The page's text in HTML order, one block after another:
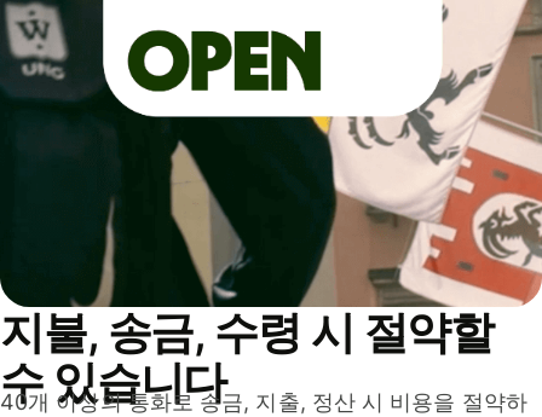
지불, 송금, 수령 시 절약할
수 있습니다
40개 이상의 통화로 송금, 지출, 정산 시 비용을 절약하